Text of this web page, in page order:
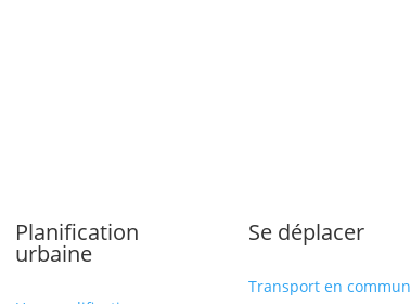
Planification
urbaine
Se déplacer
Transport en commun